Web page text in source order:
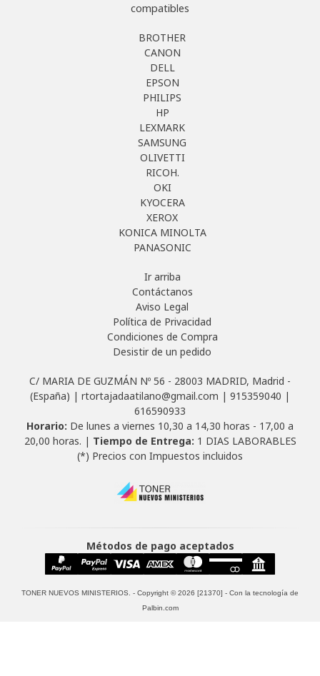
compatibles
BROTHER
CANON
DELL
EPSON
PHILIPS
HP
LEXMARK
SAMSUNG
OLIVETTI
RICOH.
OKI
KYOCERA
XEROX
KONICA MINOLTA
PANASONIC
Ir arriba
Contáctanos
Aviso Legal
Política de Privacidad
Condiciones de Compra
Desistir de un pedido
C/ MARIA DE GUZMÁN Nº 56 - 28003 MADRID, Madrid -
(España) | rtortajadaatilano@gmail.com | 915359040 |
616590933
Horario: De lunes a viernes 10,30 a 14,30 horas - 17,00 a
20,00 horas. | Tiempo de Entrega: 1 DIAS LABORABLES
(*) Precios con Impuestos incluidos
Métodos de pago aceptados
TONER NUEVOS MINISTERIOS. - Copyright © 2026 [21370] - Con la tecnología de
Palbin.com